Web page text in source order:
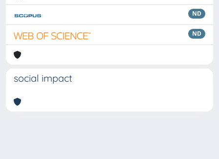
ND
ND
social impact